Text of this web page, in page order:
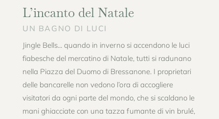
L’incanto del Natale
UN BAGNO DI LUCI
Jingle Bells... quando in inverno si accendono le luci
fiabesche del mercatino di Natale, tutti si radunano
nella Piazza del Duomo di Bressanone. I proprietari
delle bancarelle non vedono l’ora di accogliere
visitatori da ogni parte del mondo, che si scaldano le
mani ghiacciate con una tazza fumante di vin brulé,